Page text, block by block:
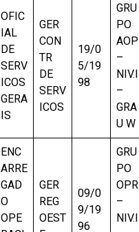
OFIC
IAL
DE
SERV
ICOS
GERA
IS
GER
CON
TR
DE
SERV
ICOS
19/0
5/19
98
GRU
PO
AOP
–
NIV.I
–
GRA
U W
ENC
ARRE
GAD
O
OPE
GER
REG
OEST
09/0
9/19
96
GRU
PO
OPR
–
NIV.I